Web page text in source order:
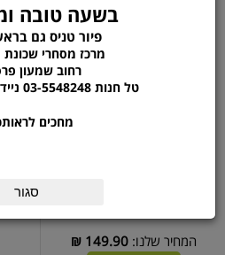
המחיר שלנו: 149.90
₪
בשעה טובה
פיור טניס גם
מרכז מסחרי שכונת
רחוב שמעון פרס
טל חנות 03-5548248 נייד: 052-7005509.
מחכים
סגור